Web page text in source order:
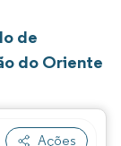
de
do Oriente
Ações